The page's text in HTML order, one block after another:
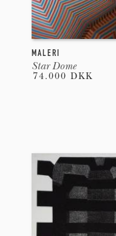
MALERI
Star Dome
74.000 DKK